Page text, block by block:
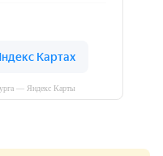
— Яндекс Карты